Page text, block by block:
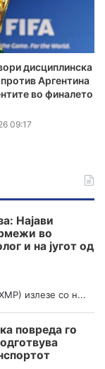
дисциплинска
Аргентина
во финалето
09:17
Најави
во
и на југот од
излезе со н...
повреда го